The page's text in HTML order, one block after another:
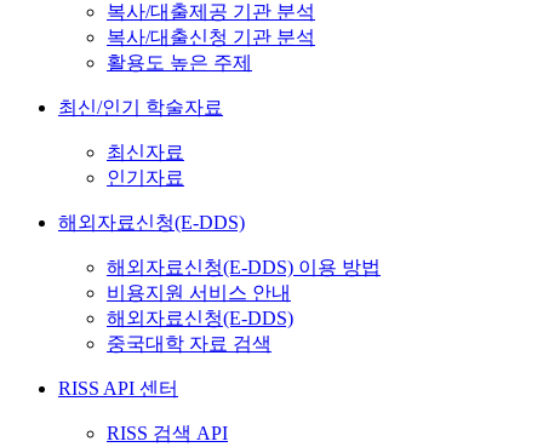
복사/대출제공 기관 분석
복사/대출신청 기관 분석
활용도 높은 주제
최신/인기 학술자료
최신자료
인기자료
해외자료신청(E-DDS)
해외자료신청(E-DDS) 이용 방법
비용지원 서비스 안내
해외자료신청(E-DDS)
중국대학 자료 검색
RISS API 센터
RISS 검색 API